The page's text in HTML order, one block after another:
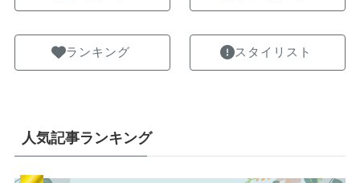
ランキング スタイリスト
人気記事ランキング